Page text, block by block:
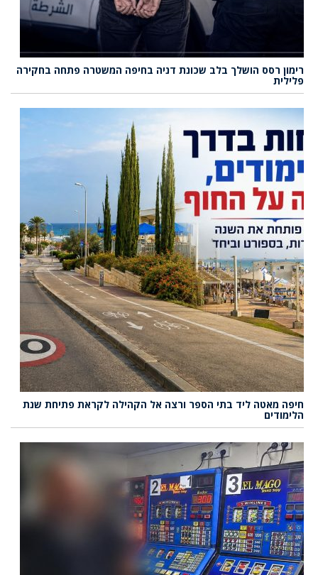
רימון רסס הושלך בלב שכונת דניה בחיפה המשטרה פתחה בחקירה
פלילית
חיפה מאטה ליד בתי הספר ורצה אל הקהילה לקראת פתיחת שנת
הלימודים